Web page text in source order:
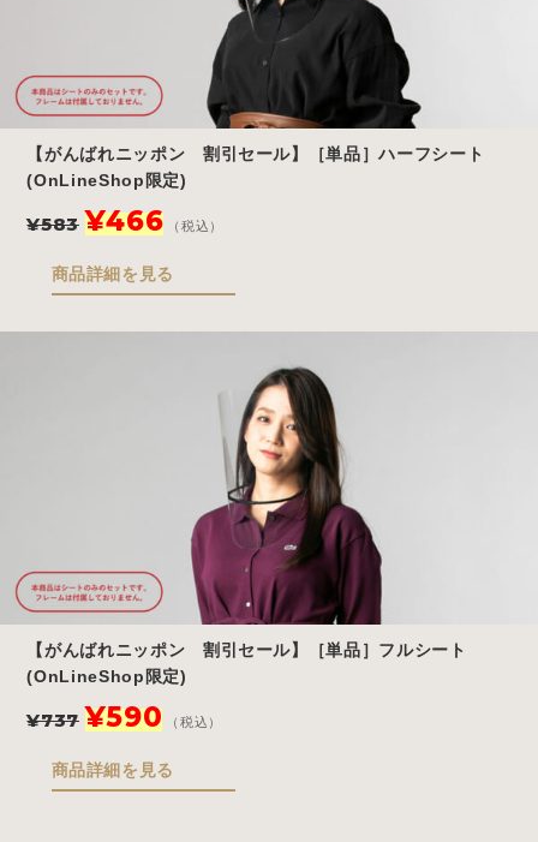
【がんばれニッポン 割引セール】［単品］ハーフシート
(OnLineShop限定)
¥583
元
の
価
格
は
¥466現
在
の
価
格
（税込）
商品詳細を見る
【がんばれニッポン 割引セール】［単品］フルシート
(OnLineShop限定)
¥737
元
の
価
格
¥590現
在
の
価
（税込）
商品詳細を見る